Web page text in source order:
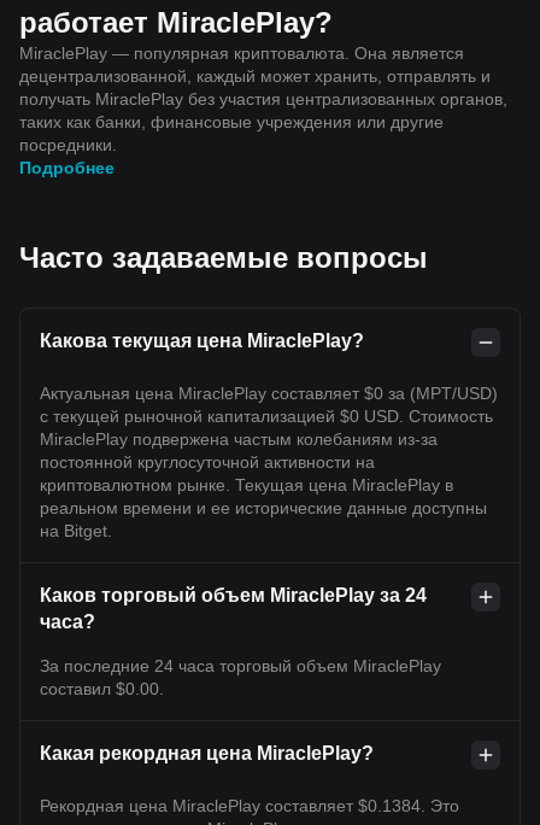
работает MiraclePlay?
MiraclePlay — популярная криптовалюта. Она является
децентрализованной, каждый может хранить, отправлять и
получать MiraclePlay без участия централизованных органов,
таких как банки, финансовые учреждения или другие
посредники.
Подробнее
Часто задаваемые вопросы
Какова текущая цена MiraclePlay?
Актуальная цена MiraclePlay составляет $0 за (MPT/USD)
с текущей рыночной капитализацией $0 USD. Стоимость
MiraclePlay подвержена частым колебаниям из-за
постоянной круглосуточной активности на
криптовалютном рынке. Текущая цена MiraclePlay в
реальном времени и ее исторические данные доступны
на Bitget.
Каков торговый объем MiraclePlay за 24
часа?
За последние 24 часа торговый объем MiraclePlay
составил $0.00.
Какая рекордная цена MiraclePlay?
Рекордная цена MiraclePlay составляет $0.1384. Это